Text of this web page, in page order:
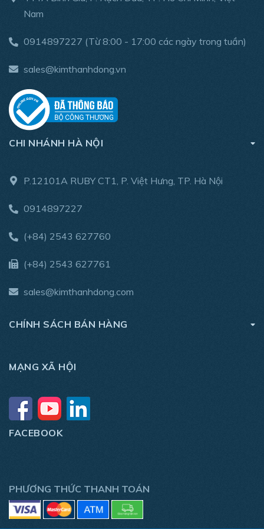
Mô-men xoắn tùy chỉnh từ 0,1 ~ 18Nm
Có sẵn mẫu nếu mô-men xoắn và thông số kỹ thuật được
Website: www.kimthanhdong.vn
Email: sales01@kimthanhdong.com
Nam
0914897227 (Từ 8:00 - 17:00 các ngày trong tuần)
sales@kimthanhdong.vn
CHI NHÁNH HÀ NỘI
P.12101A RUBY CT1, P. Việt Hưng, TP. Hà Nội
0914897227
(+84) 2543 627760
(+84) 2543 627761
sales@kimthanhdong.com
CHÍNH SÁCH BÁN HÀNG
MẠNG XÃ HỘI
FACEBOOK
PHƯƠNG THỨC THANH TOÁN